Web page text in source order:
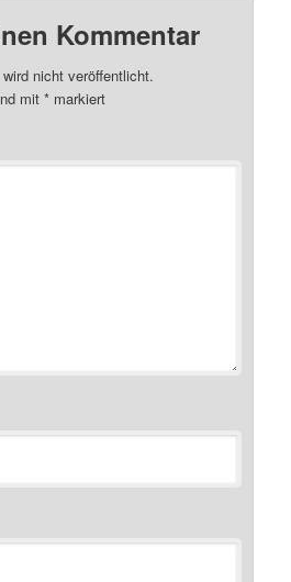
Kommentar
nicht veröffentlicht.
mit* markiert